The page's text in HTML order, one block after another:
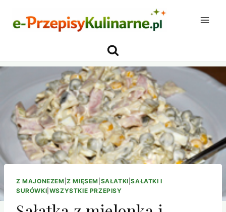
Z MAJONEZEM |Z MIĘSEM SAŁATKI |SAŁATKI I
SURÓWKI WSZYSTKIE PRZEPISY